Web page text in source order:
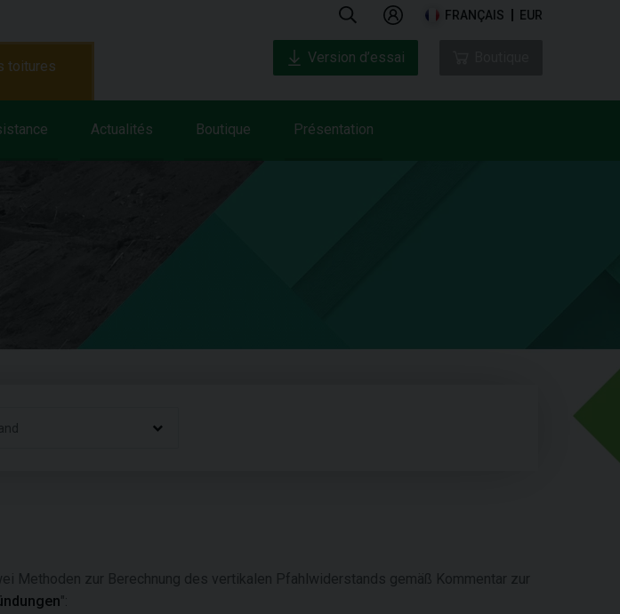
FRANÇAIS EUR
Actualités Boutique Présentation
toitures
Version d’essai
Methoden zur Berechnung des vertikalen Pfahlwiderstands gemäß Kommentar zur
":